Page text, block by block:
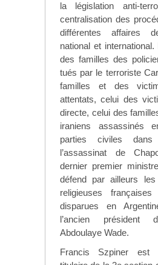
la législation anti-
centralisation des
différentes affaires
national et international.
des familles des
tués par le terroriste
familles et des
attentats, celui des
directe, celui des
iraniens assassinés
parties civiles dans
l’assassinat de
dernier premier
défend par ailleurs
religieuses
disparues en
l’ancien président
Abdoulaye Wade.
Francis Szpiner est